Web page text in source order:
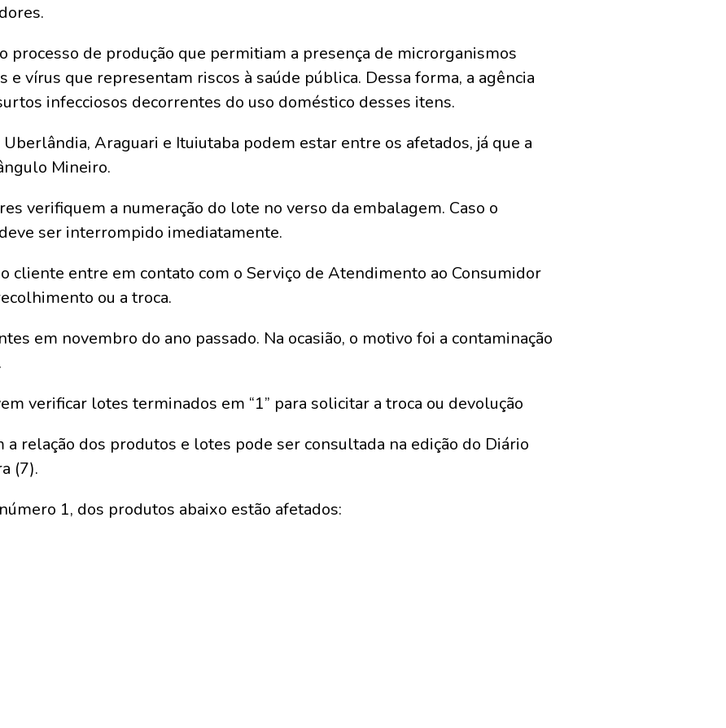
processo de produção que permitiam a presença de microrganismos
e vírus que representam riscos à saúde pública. Dessa forma, a agência
infecciosos decorrentes do uso doméstico desses itens.
Araguari e Ituiutaba podem estar entre os afetados, já que a
Mineiro.
verifiquem a numeração do lote no verso da embalagem. Caso o
ser interrompido imediatamente.
cliente entre em contato com o Serviço de Atendimento ao Consumidor
ou a troca.
em novembro do ano passado. Na ocasião, o motivo foi a contaminação
verificar lotes terminados em “1” para solicitar a troca ou devolução
relação dos produtos e lotes pode ser consultada na edição do Diário
(7).
1, dos produtos abaixo estão afetados: